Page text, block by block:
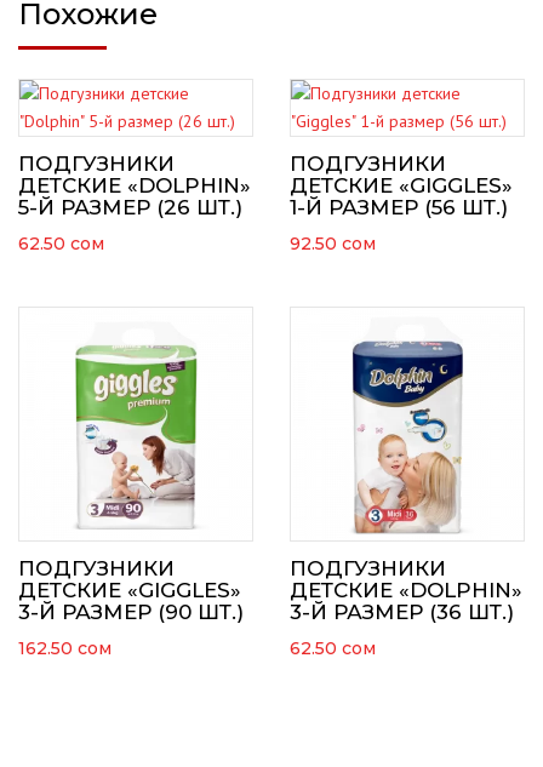
Похожие
ПОДГУЗНИКИ
ДЕТСКИЕ «DOLPHIN»
5-Й РАЗМЕР (26 ШТ.)
62.50 сом
ПОДГУЗНИКИ
ДЕТСКИЕ «GIGGLES»
1-Й РАЗМЕР (56 ШТ.)
92.50 сом
ПОДГУЗНИКИ
ДЕТСКИЕ «GIGGLES»
3-Й РАЗМЕР (90 ШТ.)
162.50 сом
ПОДГУЗНИКИ
ДЕТСКИЕ «DOLPHIN»
3-Й РАЗМЕР (36 ШТ.)
62.50 сом